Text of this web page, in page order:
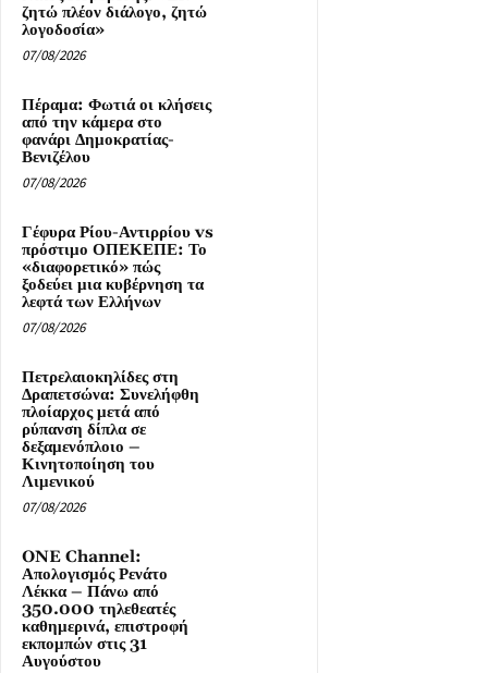
ζητώ πλέον διάλογο, ζητώ
λογοδοσία»
07/08/2026
Πέραμα: Φωτιά οι κλήσεις
από την κάμερα στο
φανάρι Δημοκρατίας-
Βενιζέλου
07/08/2026
Γέφυρα Ρίου-Αντιρρίου vs
πρόστιμο ΟΠΕΚΕΠΕ: Το
«διαφορετικό» πώς
ξοδεύει μια κυβέρνηση τα
λεφτά των Ελλήνων
07/08/2026
Πετρελαιοκηλίδες στη
Δραπετσώνα: Συνελήφθη
πλοίαρχος μετά από
ρύπανση δίπλα σε
δεξαμενόπλοιο –
Κινητοποίηση του
Λιμενικού
07/08/2026
ONE Channel:
Απολογισμός Ρενάτο
Λέκκα – Πάνω από
350.000 τηλεθεατές
καθημερινά, επιστροφή
εκπομπών στις 31
Αυγούστου